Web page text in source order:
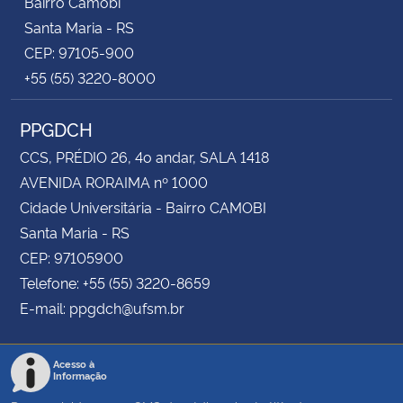
Santa Maria - RS
CEP: 97105-900
+55 (55) 3220-8000
PPGDCH
CCS, PRÉDIO 26, 4o andar, SALA 1418
AVENIDA RORAIMA nº 1000
Cidade Universitária - Bairro CAMOBI
Santa Maria - RS
CEP: 97105900
Telefone: +55 (55) 3220-8659
E-mail: ppgdch@ufsm.br
Acesso à
Informação